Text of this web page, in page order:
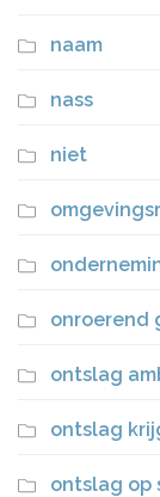
naam
nass
niet
onroerend
ontslag
ontslag
ontslag op